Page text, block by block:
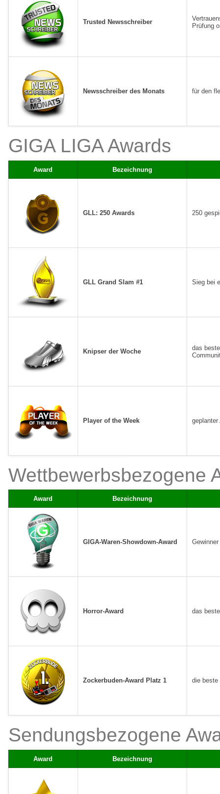
Trusted Newsschreiber
Prüfung
Newsschreiber des Monats für den
GIGA LIGA Awards
Award Bezeichnung
GLL: 250 Awards 250
GLL Grand Slam #1 Sieg bei
Knipser der Woche
das
Player of the Week geplanter
Wettbewerbsbezogene
Award Bezeichnung
GIGA-Waren-Showdown-Award
Horror-Award das
Zockerbuden-Award Platz 1 die beste
Sendungsbezogene
Award Bezeichnung